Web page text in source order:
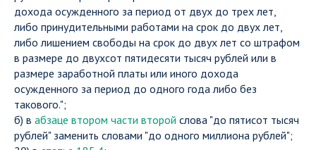
дохода осужденного за период от двух до трех лет,
либо принудительными работами на срок до двух лет,
либо лишением свободы на срок до двух лет со штрафом
в размере до двухсот пятидесяти тысяч рублей или в
размере заработной платы или иного дохода
осужденного за период до одного года либо без
такового.";
б) в абзаце втором части второй слова "до пятисот тысяч
рублей" заменить словами "до одного миллиона рублей";